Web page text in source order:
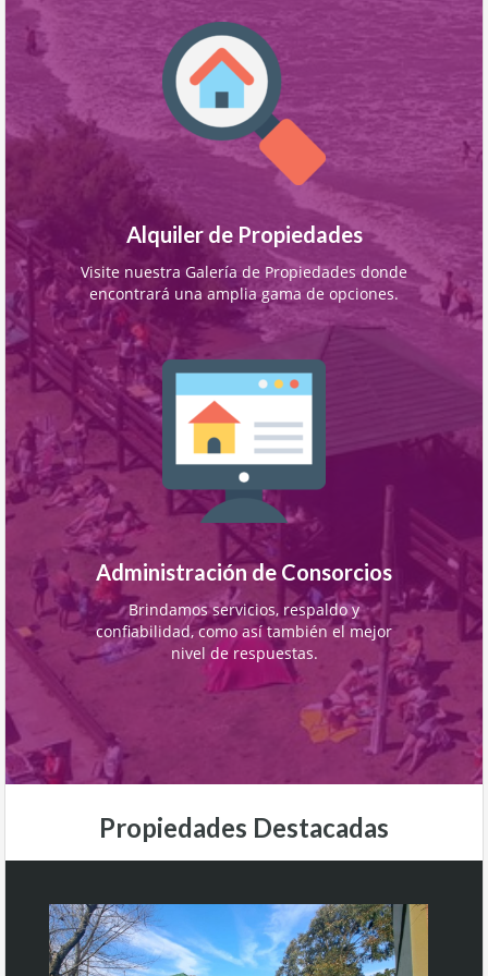
Alquiler de Propiedades
Visite nuestra Galería de Propiedades donde
encontrará una amplia gama de opciones.
Administración de Consorcios
Brindamos servicios, respaldo y
confiabilidad, como así también el mejor
nivel de respuestas.
Propiedades Destacadas